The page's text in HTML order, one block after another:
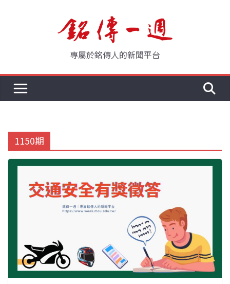
專屬於銘傳人的新聞平台
1150期